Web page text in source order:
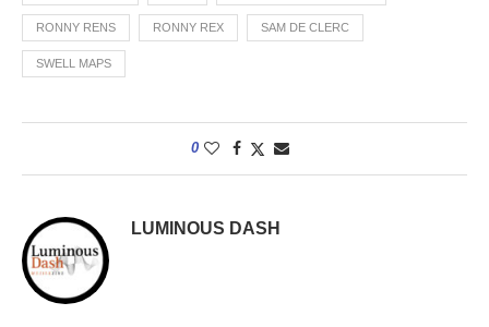
RONNY RENS RONNY REX SAM DE CLERC
SWELL MAPS
0
LUMINOUS DASH